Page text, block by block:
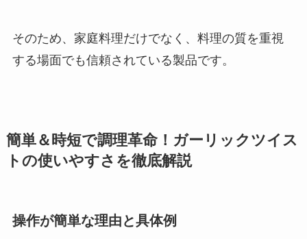
そのため、家庭料理だけでなく、料理の質を重視
する場面でも信頼されている製品です。
簡単＆時短で調理革命！ガーリックツイス
トの使いやすさを徹底解説
操作が簡単な理由と具体例